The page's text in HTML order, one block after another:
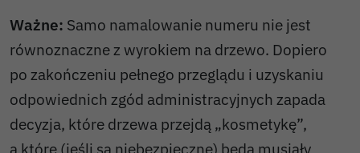
Ważne: Samo namalowanie numeru nie jest
równoznaczne z wyrokiem na drzewo. Dopiero
po zakończeniu pełnego przeglądu i uzyskaniu
odpowiednich zgód administracyjnych zapada
decyzja, które drzewa przejdą „kosmetykę”,
a które (jeśli są niebezpieczne) będą musiały